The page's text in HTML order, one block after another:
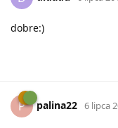
dobre:)
P palina22 6 lipca